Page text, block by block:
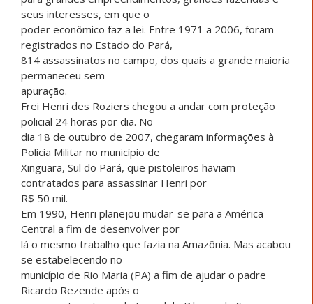
seus interesses, em que o
poder econômico faz a lei. Entre 1971 a 2006, foram
registrados no Estado do Pará,
814 assassinatos no campo, dos quais a grande maioria
permaneceu sem
apuração.
Frei Henri des Roziers chegou a andar com proteção
policial 24 horas por dia. No
dia 18 de outubro de 2007, chegaram informações à
Polícia Militar no município de
Xinguara, Sul do Pará, que pistoleiros haviam
contratados para assassinar Henri por
R$ 50 mil.
Em 1990, Henri planejou mudar-se para a América
Central a fim de desenvolver por
lá o mesmo trabalho que fazia na Amazônia. Mas acabou
se estabelecendo no
município de Rio Maria (PA) a fim de ajudar o padre
Ricardo Rezende após o